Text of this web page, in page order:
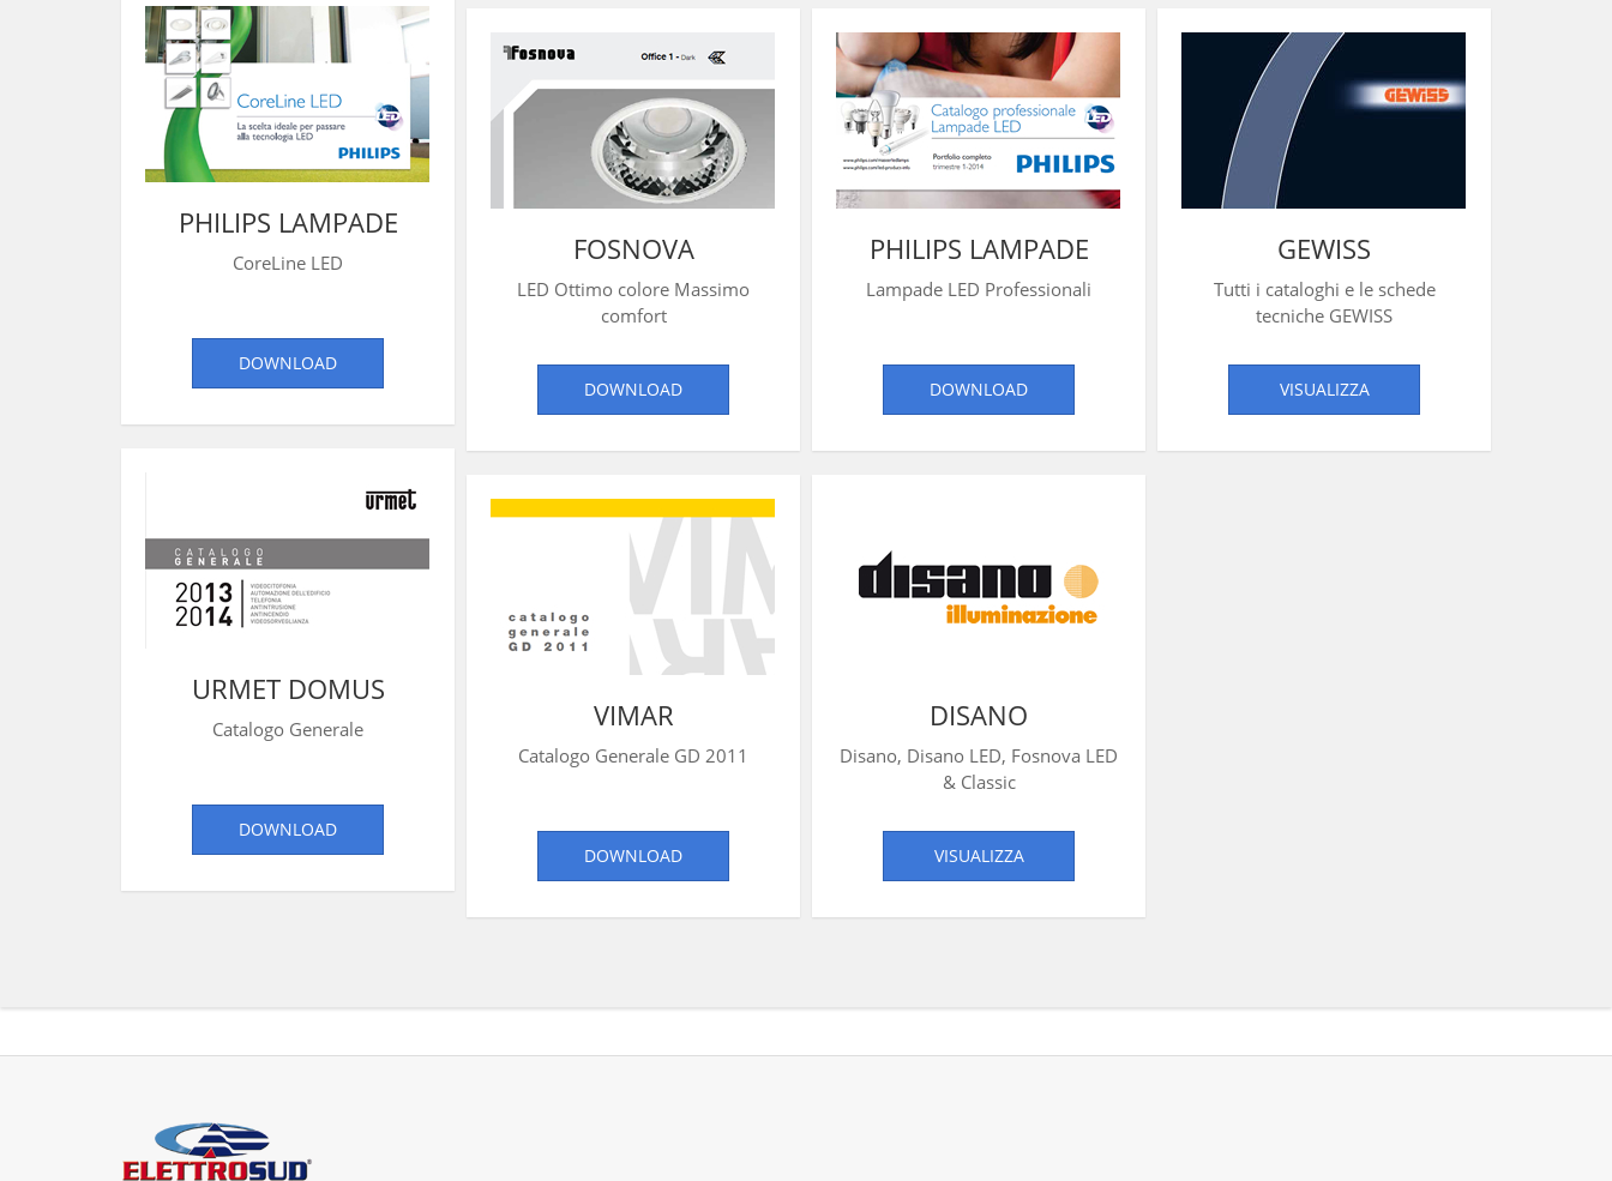
PHILIPS LAMPADE
CoreLine LED
DOWNLOAD
FOSNOVA
LED Ottimo colore Massimo
comfort
DOWNLOAD
PHILIPS LAMPADE
Lampade LED Professionali
DOWNLOAD
GEWISS
Tutti i cataloghi e le schede
tecniche GEWISS
VISUALIZZA
URMET DOMUS
Catalogo Generale
DOWNLOAD
VIMAR
Catalogo Generale GD 2011
DOWNLOAD
DISANO
Disano, Disano LED, Fosnova LED
& Classic
VISUALIZZA